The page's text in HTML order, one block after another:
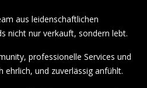
aus leidenschaftlichen
nicht nur verkauft, sondern lebt.
professionelle Services und
ehrlich, und zuverlässig anfühlt.